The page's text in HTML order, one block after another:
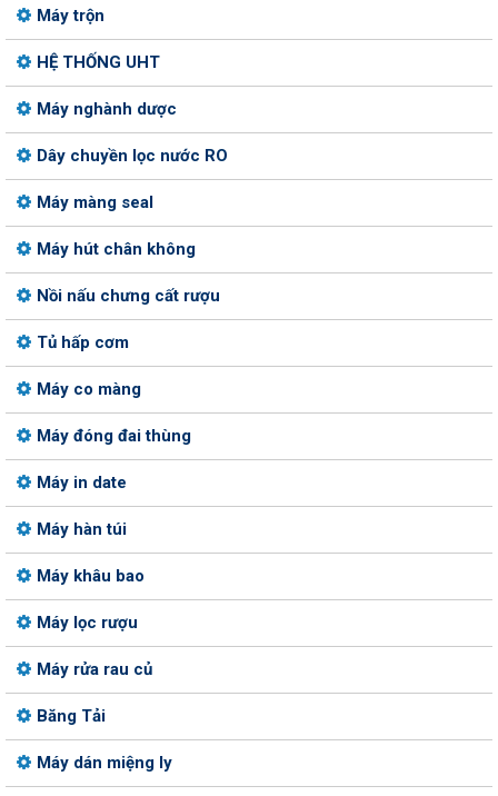
Máy trộn
HỆ THỐNG UHT
Máy nghành dược
Dây chuyền lọc nước RO
Máy màng seal
Máy hút chân không
Nồi nấu chưng cất rượu
Tủ hấp cơm
Máy co màng
Máy đóng đai thùng
Máy in date
Máy hàn túi
Máy khâu bao
Máy lọc rượu
Máy rửa rau củ
Băng Tải
Máy dán miệng ly